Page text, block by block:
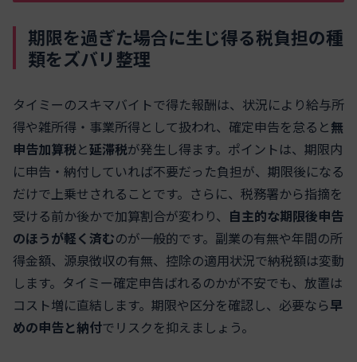
期限を過ぎた場合に生じ得る税負担の種
類をズバリ整理
タイミーのスキマバイトで得た報酬は、状況により給与所
得や雑所得・事業所得として扱われ、確定申告を怠ると無
申告加算税と延滞税が発生し得ます。ポイントは、期限内
に申告・納付していれば不要だった負担が、期限後になる
だけで上乗せされることです。さらに、税務署から指摘を
受ける前か後かで加算割合が変わり、 自主的な期限後申告
のほうが軽く済むのが一般的です。副業の有無や年間の所
得金額、源泉徴収の有無、控除の適用状況で納税額は変動
します。タイミー確定申告ばれるのかが不安でも、放置は
コスト増に直結します。期限や区分を確認し、必要なら早
めの申告と納付でリスクを抑えましょう。